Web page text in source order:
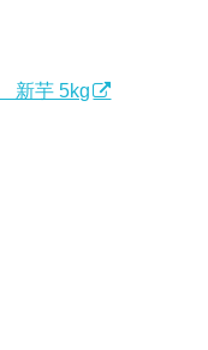
新芋 5kg